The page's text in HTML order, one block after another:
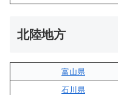
北陸地方
富山県
石川県